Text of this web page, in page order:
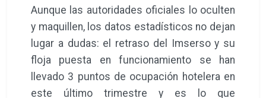
Aunque las autoridades oficiales lo oculten
y maquillen, los datos estadísticos no dejan
lugar a dudas: el retraso del Imserso y su
floja puesta en funcionamiento se han
llevado 3 puntos de ocupación hotelera en
este último trimestre y es lo que